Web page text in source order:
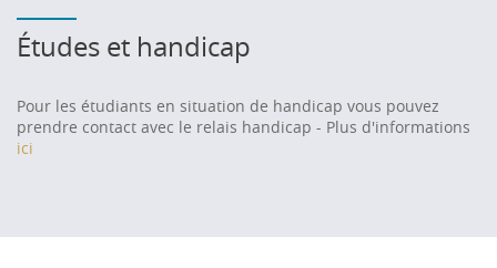
Études et handicap
Pour les étudiants en situation de handicap vous pouvez
prendre contact avec le relais handicap - Plus d'informations
ici